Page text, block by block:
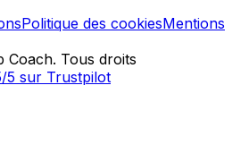
Politique des cookiesMentions
Coach. Tous droits
5 sur Trustpilot